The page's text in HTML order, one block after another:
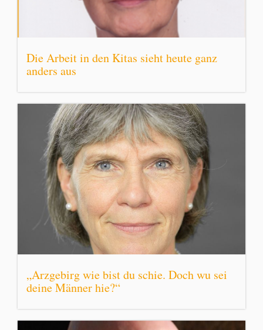
Die Arbeit in den Kitas sieht heute ganz
anders aus
„Arzgebirg wie bist du schie. Doch wu sei
deine Männer hie?“